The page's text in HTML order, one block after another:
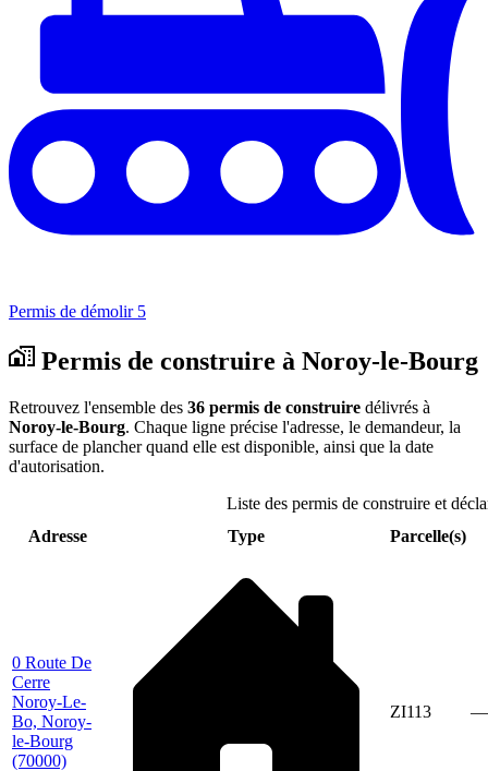
Permis de démolir 5
Permis de construire à Noroy-le-Bourg
Retrouvez l'ensemble des 36 permis de construire délivrés à
Noroy-le-Bourg. Chaque ligne précise l'adresse, le demandeur, la
surface de plancher quand elle est disponible, ainsi que la date
d'autorisation.
Liste des permis de construire et
Adresse
Type Parcelle(s)
0 Route De
Cerre
Noroy-Le-
Bo, Noroy-
le-Bourg
(70000)
ZI113 —